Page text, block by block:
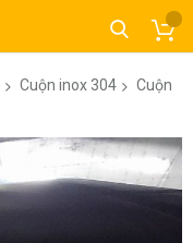
Cuộn inox 304
Cuộn